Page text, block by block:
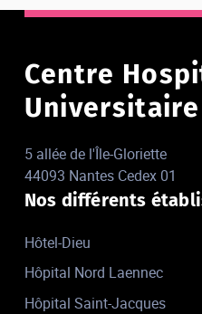
Centre
5 allée de l'Île-Gloriette
44093 Nantes Cedex 01
Nos différents
Hôtel-Dieu
Hôpital Nord Laennec
Hôpital Saint-Jacques